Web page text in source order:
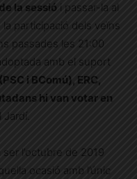
la sessió i passar-la al
la participació dels veïns
passades les 21:00
amb el suport
(PSC i BComú), ERC,
hi van votar en
Jardí.
l’octubre de 2019
ocasió amb l’únic